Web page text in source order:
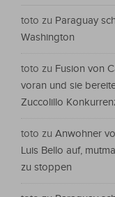
toto zu Paraguay
Washington
toto zu Fusion von
voran und sie
Zuccolillo
toto zu Anwohner
Luis Bello auf,
zu stoppen